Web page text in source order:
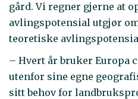
gård. Vi regner gjerne at
avlingspotensial utgjør
teoretiske
– Hvert år bruker Europa
utenfor sine egne
sitt behov for